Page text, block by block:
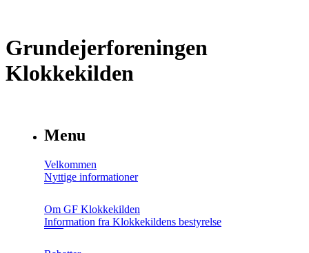
Grundejerforeningen
Klokkekilden
Menu
Velkommen
Nyttige informationer
Om GF Klokkekilden
Information fra Klokkekildens bestyrelse